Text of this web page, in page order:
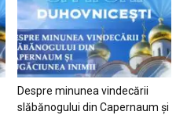
Despre minunea vindecării
slăbănogului din Capernaum și